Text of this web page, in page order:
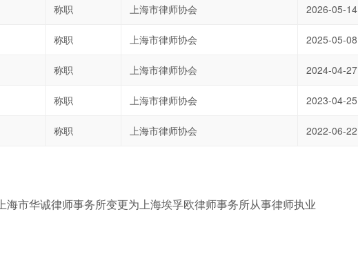
称职 上海市律师协会 2026-05-14
称职 上海市律师协会 2025-05-08
称职 上海市律师协会 2024-04-27
称职 上海市律师协会 2023-04-25
称职 上海市律师协会 2022-06-22
海市华诚律师事务所变更为上海埃孚欧律师事务所从事律师执业